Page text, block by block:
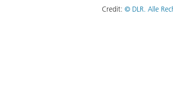
Credit: © DLR. Alle